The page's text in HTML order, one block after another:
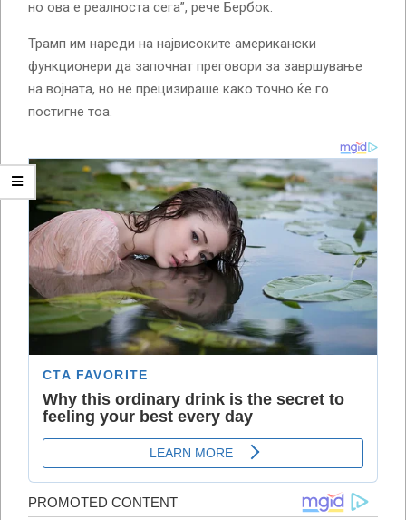
но ова е реалноста сега”, рече Бербок.
Трамп им нареди на највисоките американски
функционери да започнат преговори за завршување
на војната, но не прецизираше како точно ќе го
постигне тоа.